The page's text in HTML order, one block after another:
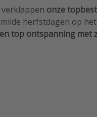
onze
herfstdagen op
top ontspanning met